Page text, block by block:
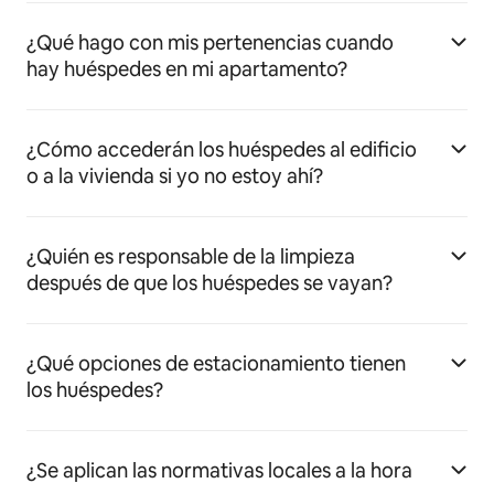
¿Qué hago con mis pertenencias cuando
hay huéspedes en mi apartamento?
¿Cómo accederán los huéspedes al edificio
o a la vivienda si yo no estoy ahí?
¿Quién es responsable de la limpieza
después de que los huéspedes se vayan?
¿Qué opciones de estacionamiento tienen
los huéspedes?
¿Se aplican las normativas locales a la hora